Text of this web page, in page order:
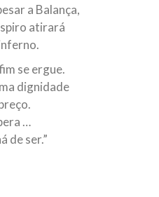
a Balança,
atirará
se ergue.
dignidade
…
de ser.”